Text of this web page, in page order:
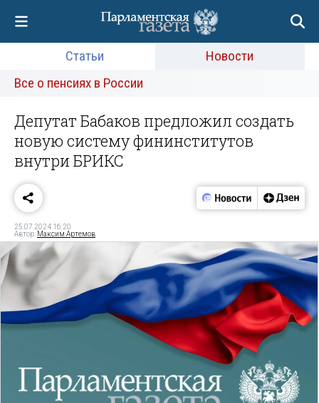
Статьи
Новости
Все о пенсиях в России
Депутат Бабаков предложил создать
новую систему фининститутов
внутри БРИКС
25.07.2024 16:20
Автор: Максим Артемов